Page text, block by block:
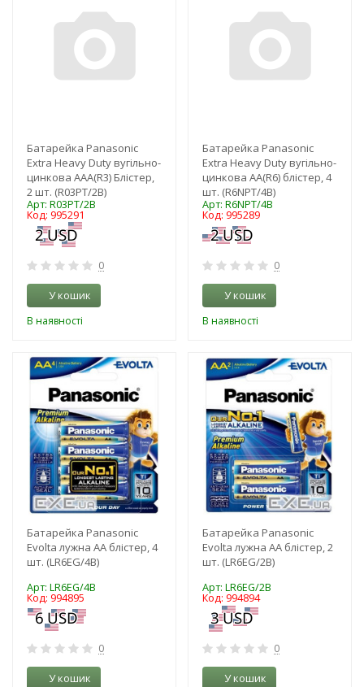
Батарейка Panasonic
Extra Heavy Duty вугільно-
цинкова AAA(R3) Блістер,
2 шт. (R03PT/2B)
Арт: R03PT/2B
Код: 995291
0
У кошик
В наявності
Батарейка Panasonic
Extra Heavy Duty вугільно-
цинкова AA(R6) блістер, 4
шт. (R6NPT/4B)
Арт: R6NPT/4B
Код: 995289
0
У кошик
В наявності
-3%
Батарейка Panasonic
Evolta лужна AA блістер, 4
шт. (LR6EG/4B)
Арт: LR6EG/4B
Код: 994895
0
У кошик
-3%
Батарейка Panasonic
Evolta лужна AA блістер, 2
шт. (LR6EG/2B)
Арт: LR6EG/2B
Код: 994894
0
У кошик